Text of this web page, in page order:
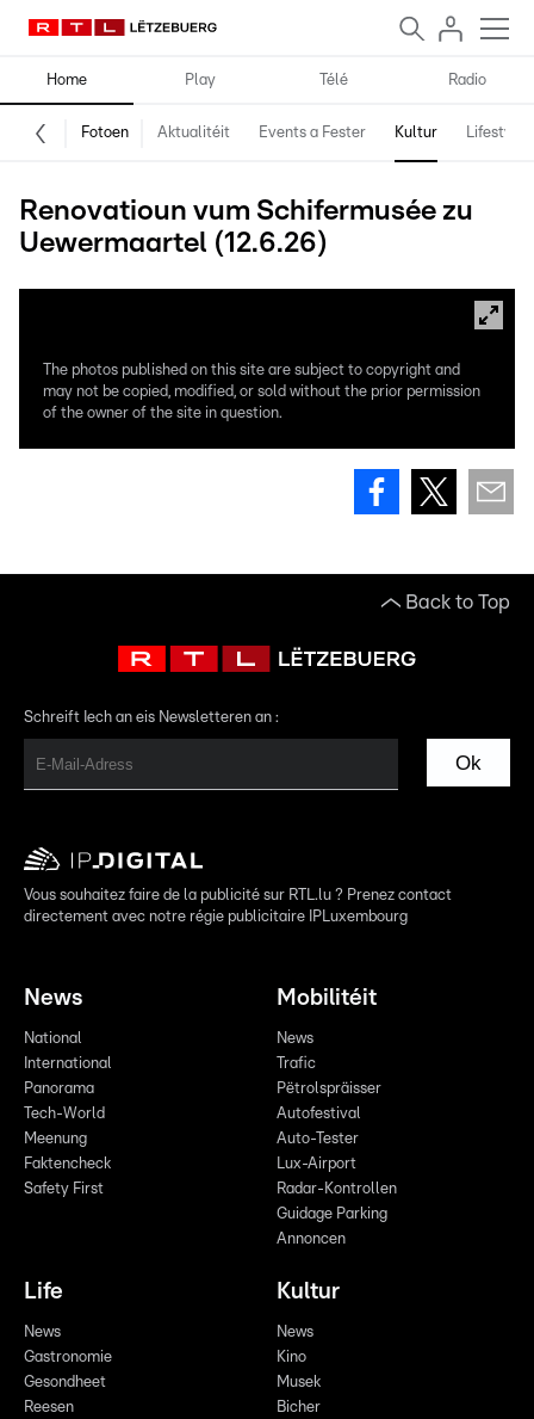
Home Play Télé Radio
Fotoen Aktualitéit Events a Fester Kultur Lifestyle
Renovatioun vum Schifermusée zu
Uewermaartel (12.6.26)
The photos published on this site are subject to copyright and
may not be copied, modified, or sold without the prior permission
of the owner of the site in question.
Back to Top
Schreift Iech an eis Newsletteren an :
Ok
Vous souhaitez faire de la publicité sur RTL.lu ? Prenez contact
directement avec notre régie publicitaire IPLuxembourg
News
National
International
Panorama
Tech-World
Meenung
Faktencheck
Safety First
Mobilitéit
News
Trafic
Pëtrolspräisser
Autofestival
Auto-Tester
Lux-Airport
Radar-Kontrollen
Guidage Parking
Annoncen
Life
News
Gastronomie
Gesondheet
Reesen
Kultur
News
Kino
Musek
Bicher